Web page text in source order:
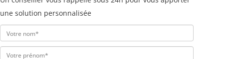
une solution personnalisée